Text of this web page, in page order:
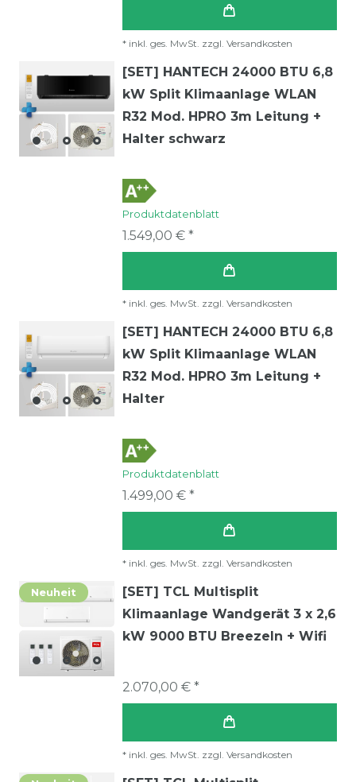
* inkl. ges. MwSt. zzgl. Versandkosten
[SET] HANTECH 24000 BTU 6,8
kW Split Klimaanlage WLAN
R32 Mod. HPRO 3m Leitung +
Halter schwarz
Produktdatenblatt
1.549,00 € *
* inkl. ges. MwSt. zzgl. Versandkosten
[SET] HANTECH 24000 BTU 6,8
kW Split Klimaanlage WLAN
R32 Mod. HPRO 3m Leitung +
Halter
Produktdatenblatt
1.499,00 € *
* inkl. ges. MwSt. zzgl. Versandkosten
Neuheit
[SET] TCL Multisplit
Klimaanlage Wandgerät 3 x 2,6
kW 9000 BTU BreezeIn + Wifi
2.070,00 € *
* inkl. ges. MwSt. zzgl. Versandkosten